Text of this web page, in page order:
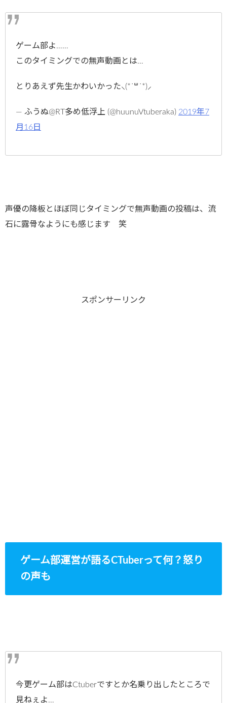
ゲーム部よ……
このタイミングでの無声動画とは…
とりあえず先生かわいかった⸜(*˙꒳˙*)⸝
— ふうぬ@RT多め低浮上 (@huunuVtuberaka) 2019年7
月16日
声優の降板とほぼ同じタイミングで無声動画の投稿は、流
石に露骨なようにも感じます 笑
スポンサーリンク
ゲーム部運営が語るCTuberって何？怒り
の声も
今更ゲーム部はCtuberですとか名乗り出したところで
見ねぇよ…